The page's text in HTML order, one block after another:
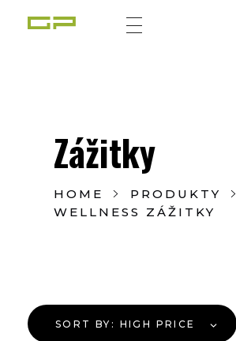
HOME
PRODUKTY
WELLNESS ZÁŽITKY
Zážitky
SORT BY: HIGH PRICE